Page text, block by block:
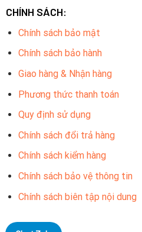
CHÍNH SÁCH:
Chính sách bảo mật
Chính sách bảo hành
Giao hàng & Nhận hàng
Phương thức thanh toán
Quy định sử dụng
Chính sách đổi trả hàng
Chính sách kiểm hàng
Chính sách bảo vệ thông tin
Chính sách biên tập nội dung